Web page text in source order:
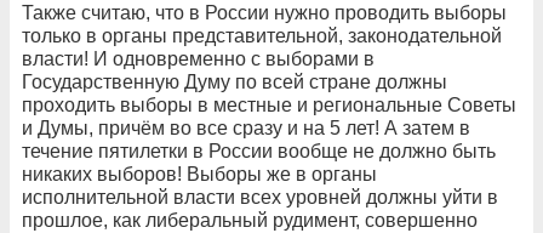
Также считаю, что в России нужно проводить выборы
только в органы представительной, законодательной
власти! И одновременно с выборами в
Государственную Думу по всей стране должны
проходить выборы в местные и региональные Советы
и Думы, причём во все сразу и на 5 лет! А затем в
течение пятилетки в России вообще не должно быть
никаких выборов! Выборы же в органы
исполнительной власти всех уровней должны уйти в
прошлое, как либеральный рудимент, совершенно